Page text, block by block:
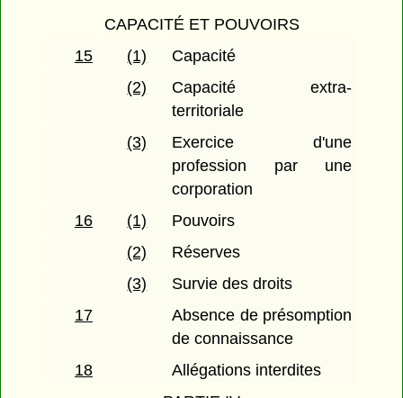
CAPACITÉ ET POUVOIRS
15
(1)
Capacité
(2)
Capacité extra-
territoriale
(3)
Exercice d'une
profession par une
corporation
16
(1)
Pouvoirs
(2)
Réserves
(3)
Survie des droits
17
Absence de présomption
de connaissance
18
Allégations interdites